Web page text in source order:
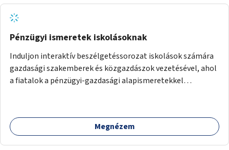
Pénzügyi ismeretek iskolásoknak
Induljon interaktív beszélgetéssorozat iskolások számára
gazdasági szakemberek és közgazdászok vezetésével, ahol
a fiatalok a pénzügyi-gazdasági alapismeretekkel
számára, önkormányzati intézményben vagy külső
helyszínen iskolai együttműködéssel. A szervezést az
Megnézem